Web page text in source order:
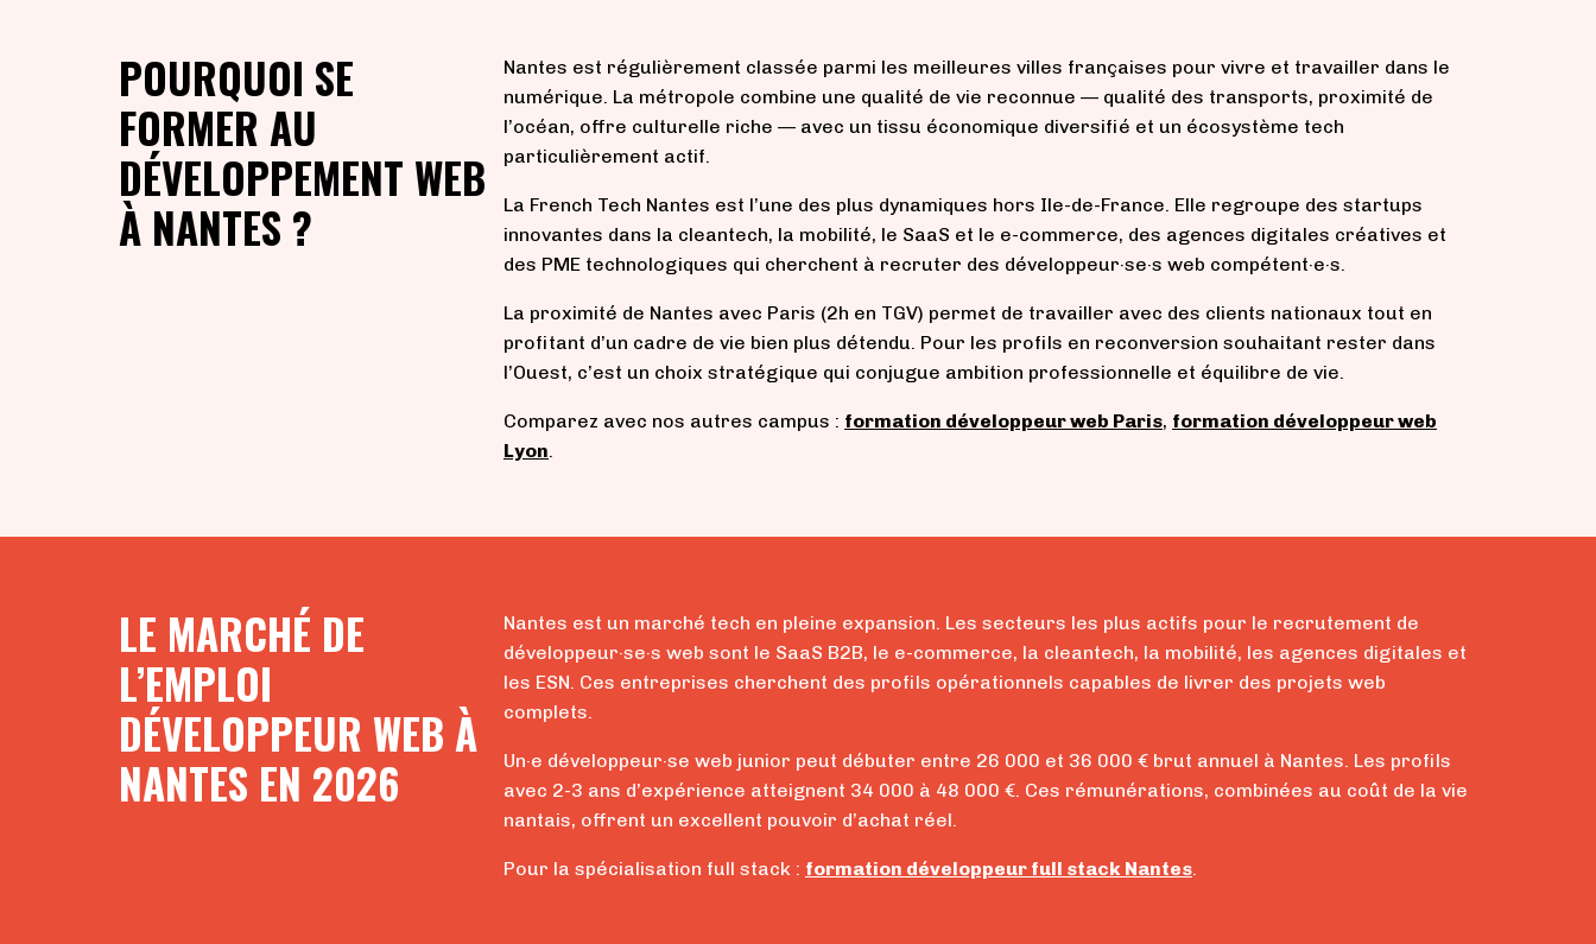
POURQUOI SE
FORMER AU
DÉVELOPPEMENT WEB
À NANTES ?
Nantes est régulièrement classée parmi les meilleures villes françaises pour vivre et travailler dans le
numérique. La métropole combine une qualité de vie reconnue — qualité des transports, proximité de
l’océan, offre culturelle riche — avec un tissu économique diversifié et un écosystème tech
particulièrement actif.
La French Tech Nantes est l’une des plus dynamiques hors Ile-de-France. Elle regroupe des startups
innovantes dans la cleantech, la mobilité, le SaaS et le e-commerce, des agences digitales créatives et
des PME technologiques qui cherchent à recruter des développeur·se·s web compétent·e·s.
La proximité de Nantes avec Paris (2h en TGV) permet de travailler avec des clients nationaux tout en
profitant d’un cadre de vie bien plus détendu. Pour les profils en reconversion souhaitant rester dans
l’Ouest, c’est un choix stratégique qui conjugue ambition professionnelle et équilibre de vie.
Comparez avec nos autres campus : formation développeur web Paris, formation développeur web
Lyon.
LE MARCHÉ DE
L’EMPLOI
DÉVELOPPEUR WEB À
NANTES EN 2026
Nantes est un marché tech en pleine expansion. Les secteurs les plus actifs pour le recrutement de
développeur·se·s web sont le SaaS B2B, le e-commerce, la cleantech, la mobilité, les agences digitales et
les ESN. Ces entreprises cherchent des profils opérationnels capables de livrer des projets web
complets.
Un·e développeur·se web junior peut débuter entre 26 000 et 36 000 € brut annuel à Nantes. Les profils
avec 2-3 ans d’expérience atteignent 34 000 à 48 000 €. Ces rémunérations, combinées au coût de la vie
nantais, offrent un excellent pouvoir d’achat réel.
Pour la spécialisation full stack : formation développeur full stack Nantes.